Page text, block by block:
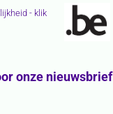
- klik
onze nieuwsbrief